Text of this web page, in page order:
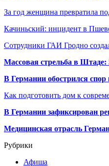
За год женщина превратила
Качиньский: инцидент в
Сотрудники ГАИ Гродно
Массовая стрельба в
В Германии обострился
Как подготовить дом к
В Германии зафиксирован
Медицинская отрасль
Рубрики
Афиша